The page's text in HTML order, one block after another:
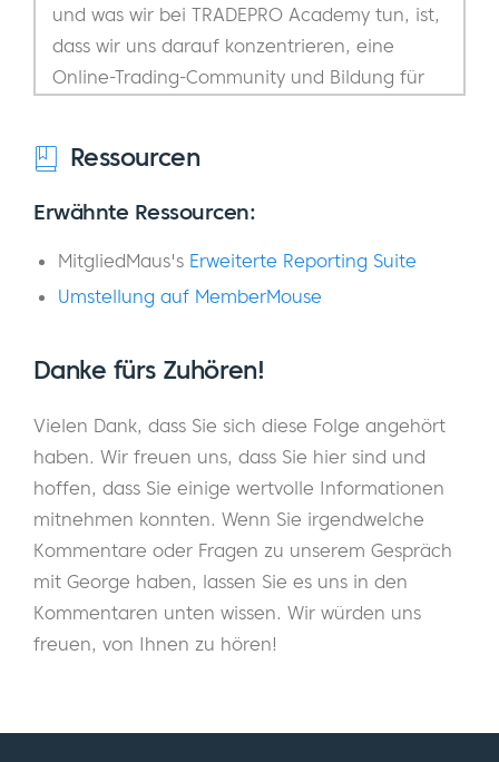
und was wir bei TRADEPRO Academy tun, ist,
dass wir uns darauf konzentrieren, eine
Online-Trading-Community und Bildung für
finanzielle Freiheit hinarbeitet. Eines der
wichtigsten Dinge, die wir bei der TRADEPRO
konzentrieren, eine Gemeinschaft zu
schaffen, und Bildung ist wirklich das Portal
Universum der Angebote der Gemeinschaft
anderen.
der ganzen Welt, die sich jeden Morgen von
9:00 bis 11:00 Uhr Eastern treffen und
gemeinsam die Finanzmärkte handeln. Und
bei der heutigen Volatilität und nur einen
Ressourcen
Erwähnte Ressourcen:
MitgliedMaus's Erweiterte Reporting Suite
Umstellung auf MemberMouse
Danke fürs Zuhören!
Vielen Dank, dass Sie sich diese Folge angehört
haben. Wir freuen uns, dass Sie hier sind und
hoffen, dass Sie einige wertvolle Informationen
mitnehmen konnten. Wenn Sie irgendwelche
Kommentare oder Fragen zu unserem Gespräch
mit George haben, lassen Sie es uns in den
Kommentaren unten wissen. Wir würden uns
freuen, von Ihnen zu hören!